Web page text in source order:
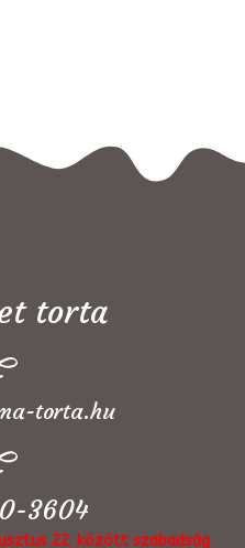
torta
torta.hu
3604
22. között szabadság